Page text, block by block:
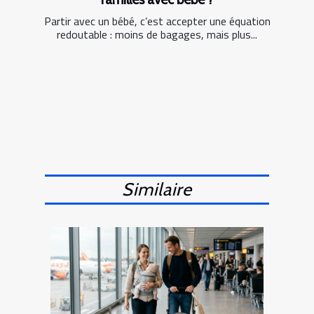
Partir avec un bébé, c’est accepter une équation
redoutable : moins de bagages, mais plus...
Similaire